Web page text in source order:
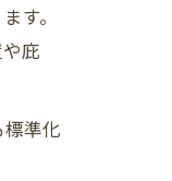
す。
庇
準化